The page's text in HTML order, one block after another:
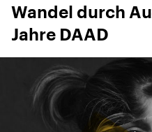
Wandel durch
Jahre DAAD